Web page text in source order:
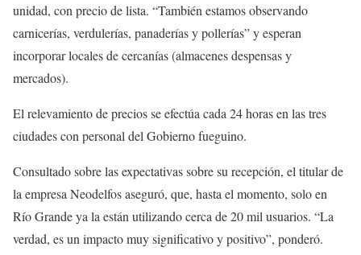
unidad, con precio de lista. “También estamos observando
carnicerías, verdulerías, panaderías y pollerías” y esperan
incorporar locales de cercanías (almacenes despensas y
mercados).
El relevamiento de precios se efectúa cada 24 horas en las tres
ciudades con personal del Gobierno fueguino.
Consultado sobre las expectativas sobre su recepción, el titular de
la empresa Neodelfos aseguró, que, hasta el momento, solo en
Río Grande ya la están utilizando cerca de 20 mil usuarios. “La
verdad, es un impacto muy significativo y positivo”, ponderó.